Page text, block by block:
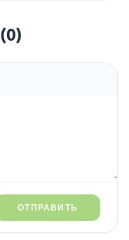
(0)
ОТПРАВИТЬ